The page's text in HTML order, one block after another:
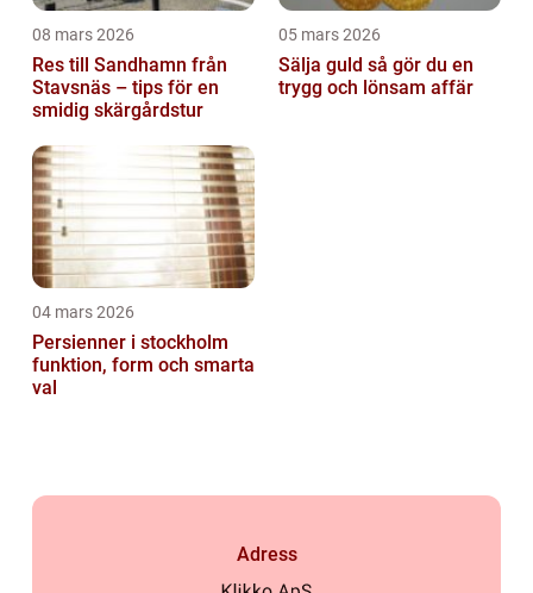
08 mars 2026
Res till Sandhamn från
Stavsnäs – tips för en
smidig skärgårdstur
05 mars 2026
Sälja guld så gör du en
trygg och lönsam affär
04 mars 2026
Persienner i stockholm
funktion, form och smarta
val
Adress